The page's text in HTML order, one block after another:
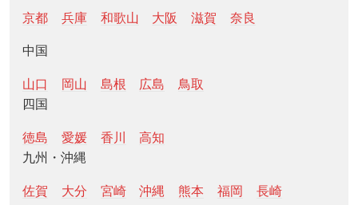
京都 兵庫 和歌山 大阪 滋賀 奈良
中国
山口 岡山 島根 広島
鳥取
四国
徳島 愛媛 香川
高知
九州・沖縄
佐賀 大分 宮崎 沖縄 熊本 福岡
長崎